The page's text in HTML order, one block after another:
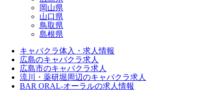
岡山県
山口県
鳥取県
島根県
キャバクラ体入・求人情報
広島のキャバクラ求人
広島市のキャバクラ求人
流川・薬研堀周辺のキャバクラ求人
BAR ORAL-オーラルの求人情報